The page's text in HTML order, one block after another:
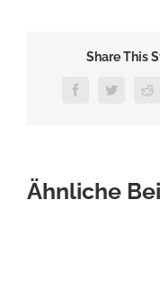
Share This
FacebookTwitter
Ähnliche